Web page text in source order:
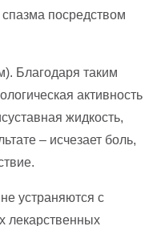
посредством
Благодаря таким
активность
жидкость,
– исчезает боль,
устраняются с